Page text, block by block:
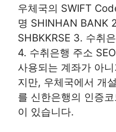
우체국의 SWIFT
명 SHINHAN BANK
SHBKKRSE 3. 수취
4. 수취은행 주소
사용되는 계좌가 아
지만, 우체국에서 개
를 신한은행의 인증
이 있습니다.